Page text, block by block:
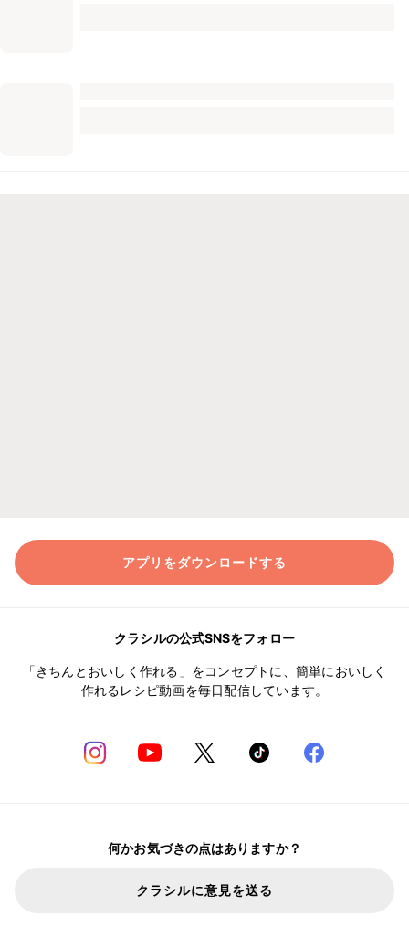
アプリをダウンロードする
クラシルの公式SNSをフォロー
「きちんとおいしく作れる」をコンセプトに、簡単においしく
作れるレシピ動画を毎日配信しています。
何かお気づきの点はありますか？
クラシルに意見を送る